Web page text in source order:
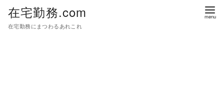
在宅勤務.com
在宅勤務にまつわるあれこれ